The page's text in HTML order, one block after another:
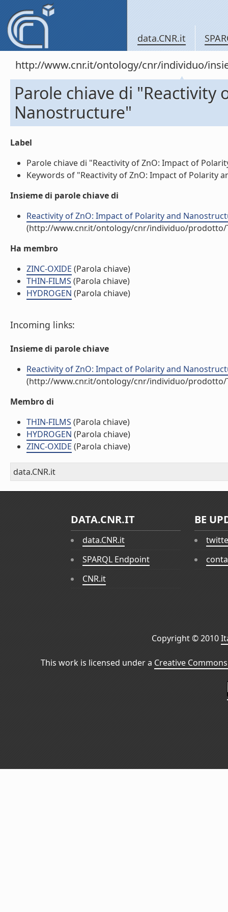
data.CNR.it
http://www.cnr.it/ontology/cnr/individuo/
Parole chiave di
Nanostructure"
Label
Parole chiave di "Reactivity of ZnO: Impact of
Keywords of "Reactivity of ZnO: Impact of Polarity
Insieme di parole chiave di
Reactivity of ZnO: Impact of Polarity and
(http://www.cnr.it/ontology/cnr/individuo/prodotto/
Ha membro
ZINC-OXIDE (Parola chiave)
THIN-FILMS (Parola chiave)
HYDROGEN (Parola chiave)
Incoming links:
Insieme di parole chiave
Reactivity of ZnO: Impact of Polarity and
(http://www.cnr.it/ontology/cnr/individuo/prodotto/
Membro di
THIN-FILMS (Parola chiave)
HYDROGEN (Parola chiave)
ZINC-OXIDE (Parola chiave)
data.CNR.it
DATA.CNR.IT
data.CNR.it
SPARQL Endpoint
CNR.it
BE
Copyright © 2010
This work is licensed under a Creative